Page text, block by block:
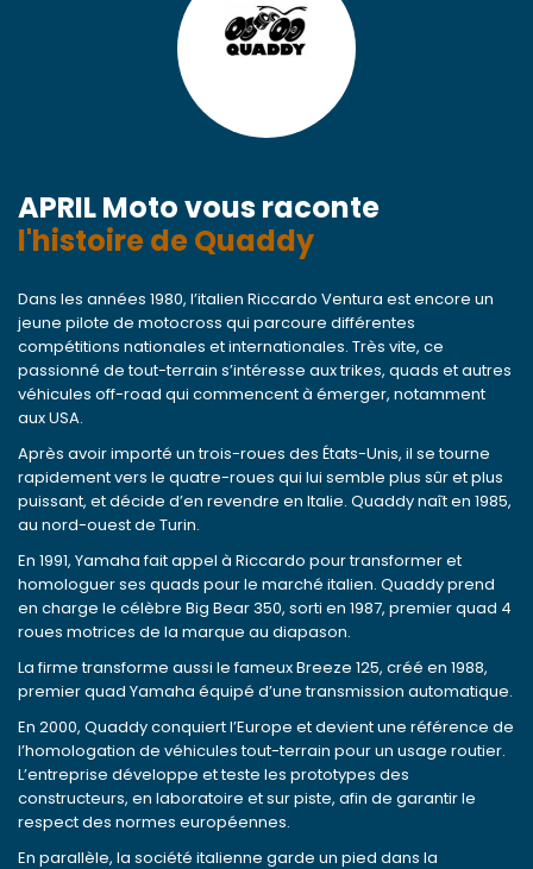
APRIL Moto vous raconte
l'histoire de Quaddy
Dans les années 1980, l’italien Riccardo Ventura est encore un
jeune pilote de motocross qui parcoure différentes
compétitions nationales et internationales. Très vite, ce
passionné de tout-terrain s’intéresse aux trikes, quads et autres
véhicules off-road qui commencent à émerger, notamment
aux USA.
Après avoir importé un trois-roues des États-Unis, il se tourne
rapidement vers le quatre-roues qui lui semble plus sûr et plus
puissant, et décide d’en revendre en Italie. Quaddy naît en 1985,
au nord-ouest de Turin.
En 1991, Yamaha fait appel à Riccardo pour transformer et
homologuer ses quads pour le marché italien. Quaddy prend
en charge le célèbre Big Bear 350, sorti en 1987, premier quad 4
roues motrices de la marque au diapason.
La firme transforme aussi le fameux Breeze 125, créé en 1988,
premier quad Yamaha équipé d’une transmission automatique.
En 2000, Quaddy conquiert l’Europe et devient une référence de
l’homologation de véhicules tout-terrain pour un usage routier.
L’entreprise développe et teste les prototypes des
constructeurs, en laboratoire et sur piste, afin de garantir le
respect des normes européennes.
En parallèle, la société italienne garde un pied dans la